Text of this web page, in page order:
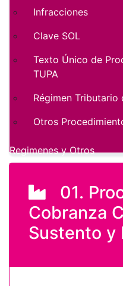
01.
Cobranza
Sustento y
Infracciones
Clave SOL
Texto Único de
TUPA
Régimen Tributario
Otros
Regimenes y Otros